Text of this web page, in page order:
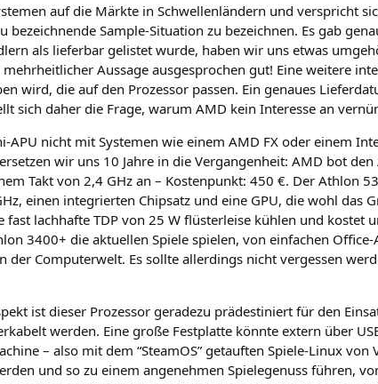
auf die Märk­te in Schwel­len­län­dern und ver­spricht
bezeich­nen­de Sam­ple-Situa­ti­on zu bezeich­nen. Es gab
als lie­fer­bar gelis­tet wur­de, haben wir uns etwas
Aus­sa­ge aus­ge­spro­chen gut! Eine wei­te­re
wird, die auf den Pro­zes­sor pas­sen. Ein genau­es
sich daher die Fra­ge, war­um AMD kein Inter­es­se an
APU nicht mit Sys­te­men wie einem AMD FX oder einem
wir uns 10 Jah­re in die Ver­gan­gen­heit: AMD bot den
Takt von 2,4 GHz an – Kos­ten­punkt: 450 €. Der Ath­lon
einen inte­grier­ten Chip­satz und eine GPU, die wohl das
fast lach­haf­te TDP von 25 W flüs­ter­lei­se küh­len und kos­tet
3400+ die aktu­el­len Spie­le spie­len, von ein­fa­chen
der Com­pu­ter­welt. Es soll­te aller­dings nicht ver­ges­sen
ist die­ser Pro­zes­sor gera­de­zu prä­de­sti­niert für den
wer­den. Eine gro­ße Fest­plat­te könn­te extern über
– also mit dem “Steam­OS” getauf­ten Spie­le-Linux
und so zu einem ange­neh­men Spie­le­ge­nuss füh­ren,